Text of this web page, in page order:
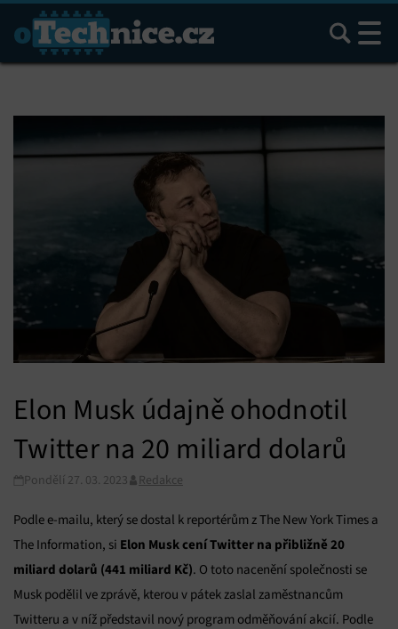
Hledat
Elon Musk údajně ohodnotil
Twitter na 20 miliard dolarů
Pondělí 27. 03. 2023 Redakce
Podle e-mailu, který se dostal k reportérům z The New York Times a
The Information, si Elon Musk cení Twitter na přibližně 20
miliard dolarů (441 miliard Kč). O toto nacenění společnosti se
Musk podělil ve zprávě, kterou v pátek zaslal zaměstnancům
Twitteru a v níž představil nový program odměňování akcií. Podle